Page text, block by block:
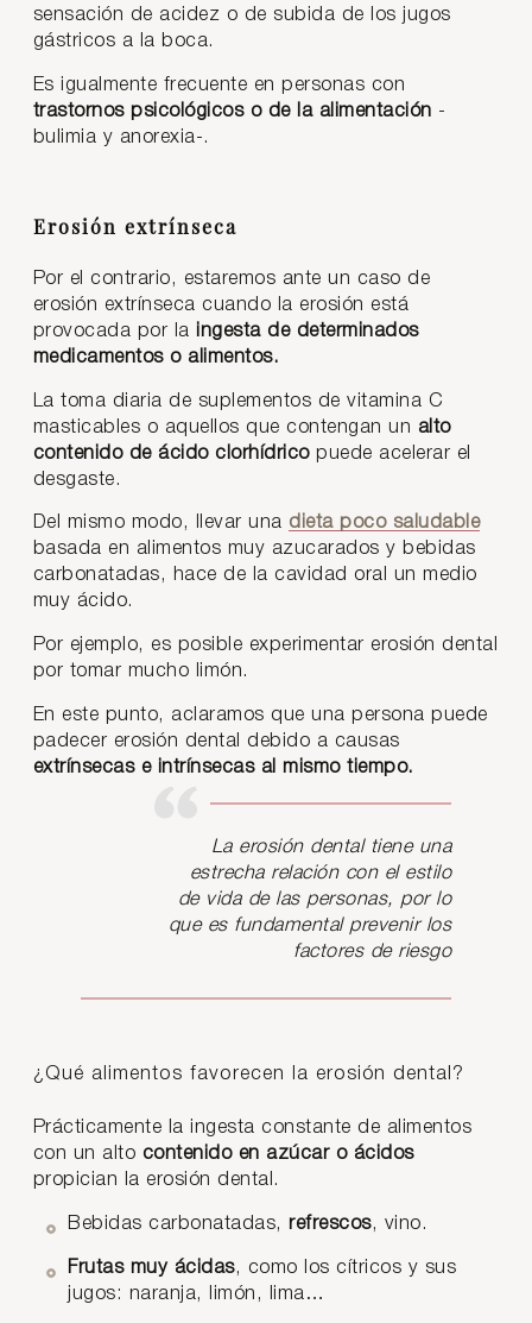
sensación de acidez o de subida de los jugos
gástricos a la boca.
Es igualmente frecuente en personas con
trastornos psicológicos o de la alimentación -
bulimia y anorexia-.
Erosión extrínseca
Por el contrario, estaremos ante un caso de
erosión extrínseca cuando la erosión está
provocada por la ingesta de determinados
medicamentos o alimentos.
La toma diaria de suplementos de vitamina C
masticables o aquellos que contengan un alto
contenido de ácido clorhídricopuede acelerar el
desgaste.
Del mismo modo, llevar una dieta poco saludable
basada en alimentos muy azucarados y bebidas
carbonatadas, hace de la cavidad oral un medio
muy ácido.
Por ejemplo, es posible experimentar erosión dental
por tomar mucho limón.
En este punto, aclaramos que una persona puede
padecer erosión dental debido a causas
extrínsecas e intrínsecas al mismo tiempo.
La erosión dental tiene una
estrecha relación con el estilo
de vida de las personas, por lo
que es fundamental prevenir los
factores de riesgo
¿Qué alimentos favorecen la erosión dental?
Prácticamente la ingesta constante de alimentos
con un alto contenido en azúcar o ácidos
propician la erosión dental.
Bebidas carbonatadas, refrescos, vino.
Frutas muy ácidas, como los cítricos y sus
jugos: naranja, limón, lima…